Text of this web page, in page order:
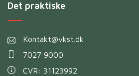
Det praktiske
Kontakt@vkst.dk
7027 9000
CVR: 31123992